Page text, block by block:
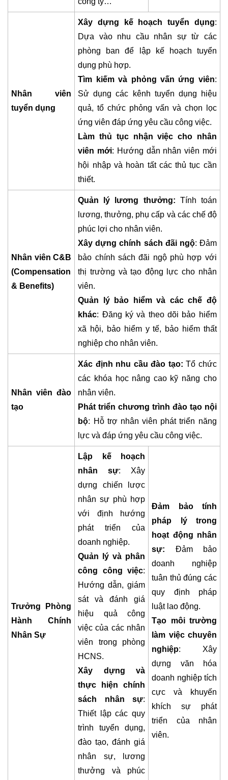
Nhân viên
tuyển dụng
Xây dựng kế hoạch tuyển dụng:
Dựa vào nhu cầu nhân sự từ các
phòng ban để lập kế hoạch tuyển
dụng phù hợp.
Tìm kiếm và phỏng vấn ứng viên:
Sử dụng các kênh tuyển dụng hiệu
quả, tổ chức phỏng vấn và chọn lọc
ứng viên đáp ứng yêu cầu công việc.
Làm thủ tục nhận việc cho nhân
viên mới: Hướng dẫn nhân viên mới
hội nhập và hoàn tất các thủ tục cần
thiết.
Nhân viên C&B
(Compensation
& Benefits)
Quản lý lương thưởng: Tính toán
lương, thưởng, phụ cấp và các chế độ
phúc lợi cho nhân viên.
Xây dựng chính sách đãi ngộ: Đảm
bảo chính sách đãi ngộ phù hợp với
thị trường và tạo động lực cho nhân
viên.
Quản lý bảo hiểm và các chế độ
khác: Đăng ký và theo dõi bảo hiểm
xã hội, bảo hiểm y tế, bảo hiểm thất
nghiệp cho nhân viên.
Nhân viên đào
tạo
Xác định nhu cầu đào tạo: Tổ chức
các khóa học nâng cao kỹ năng cho
nhân viên.
Phát triển chương trình đào tạo nội
bộ: Hỗ trợ nhân viên phát triển năng
lực và đáp ứng yêu cầu công việc.
Trưởng Phòng
Hành Chính
Nhân Sự
Lập kế hoạch
nhân sự: Xây
dựng chiến lược
nhân sự phù hợp
với định hướng
phát triển của
doanh nghiệp.
Quản lý và phân
công công việc:
Hướng dẫn, giám
sát và đánh giá
hiệu quả công
việc của các nhân
viên trong phòng
HCNS.
Xây dựng và
thực hiện chính
sách nhân sự:
Thiết lập các quy
trình tuyển dụng,
đào tạo, đánh giá
nhân sự, lương
thưởng và phúc
Đảm bảo tính
pháp lý trong
hoạt động nhân
sự: Đảm bảo
doanh nghiệp
tuân thủ đúng các
quy định pháp
luật lao động.
Tạo môi trường
làm việc chuyên
nghiệp: Xây
dựng văn hóa
doanh nghiệp tích
cực và khuyến
khích sự phát
triển của nhân
viên.